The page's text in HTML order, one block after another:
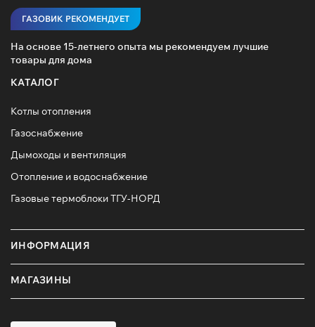
ГАЗОВИК РЕКОМЕНДУЕТ
На основе 15-летнего опыта мы рекомендуем лучшие
товары для дома
КАТАЛОГ
Котлы отопления
Газоснабжение
Дымоходы и вентиляция
Отопление и водоснабжение
Газовые термоблоки ТГУ-НОРД
ИНФОРМАЦИЯ
МАГАЗИНЫ